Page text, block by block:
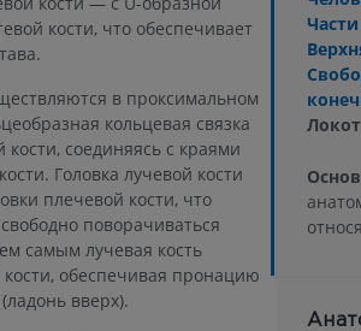
кости, что обеспечивает
в проксимальном
кольцевая связка
кости, соединяясь с краями
Головка лучевой кости
плечевой кости, что
поворачиваться
самым лучевая кость
кости, обеспечивая пронацию
вверх).